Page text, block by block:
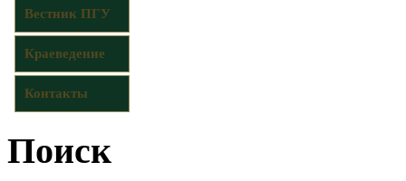
Вестник ПГУ
Краеведение
Контакты
Поиск